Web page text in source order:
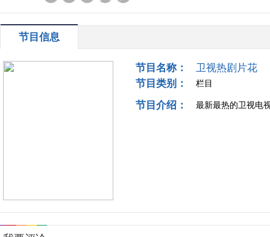
节目信息
节目名称：
卫视热剧片花
节目类别：
栏目
节目介绍： 最新最热的卫视电